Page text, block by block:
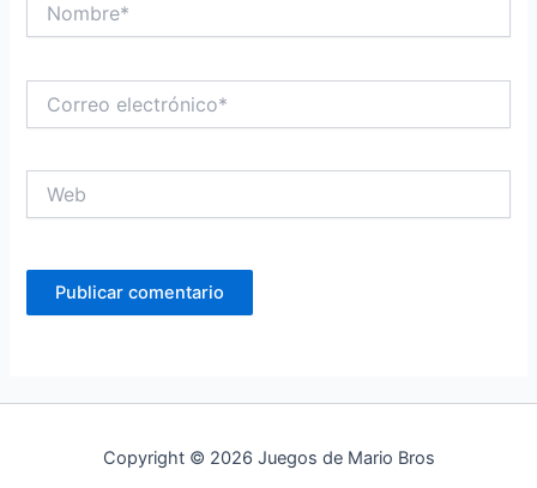
electrónico*
Copyright © 2026 Juegos de Mario Bros